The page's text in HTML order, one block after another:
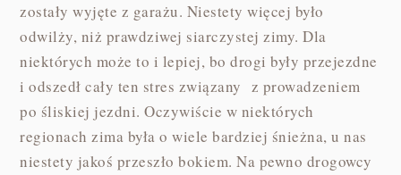
zostały wyjęte z garażu. Niestety więcej było
odwilży, niż prawdziwej siarczystej zimy. Dla
niektórych może to i lepiej, bo drogi były przejezdne
i odszedł cały ten stres związany z prowadzeniem
po śliskiej jezdni. Oczywiście w niektórych
regionach zima była o wiele bardziej śnieżna, u nas
niestety jakoś przeszło bokiem. Na pewno drogowcy